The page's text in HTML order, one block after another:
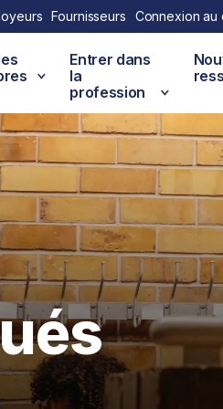
Fournisseurs Connexion au
Entrer dans
la
profession